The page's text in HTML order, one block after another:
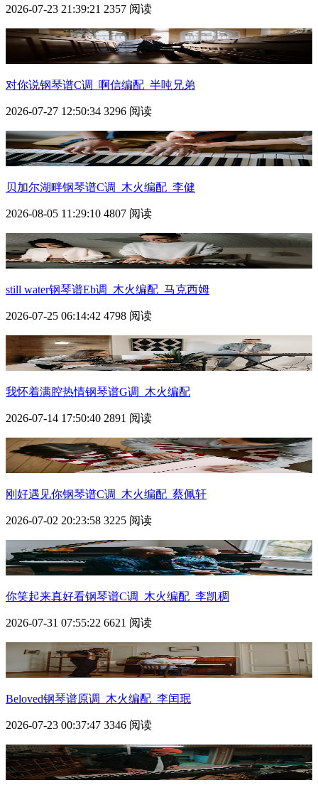
2026-07-23 21:39:21 2357 阅读
对你说钢琴谱C调_啊信编配_半吨兄弟
2026-07-27 12:50:34 3296 阅读
贝加尔湖畔钢琴谱C调_木火编配_李健
2026-08-05 11:29:10 4807 阅读
still water钢琴谱Eb调_木火编配_马克西姆
2026-07-25 06:14:42 4798 阅读
我怀着满腔热情钢琴谱G调_木火编配
2026-07-14 17:50:40 2891 阅读
刚好遇见你钢琴谱C调_木火编配_蔡佩轩
2026-07-02 20:23:58 3225 阅读
你笑起来真好看钢琴谱C调_木火编配_李凯稠
2026-07-31 07:55:22 6621 阅读
Beloved钢琴谱原调_木火编配_李闰珉
2026-07-23 00:37:47 3346 阅读